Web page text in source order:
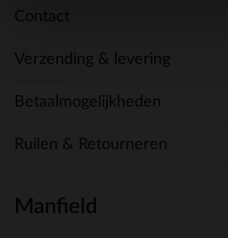
Contact
Verzending & levering
Betaalmogelijkheden
Ruilen & Retourneren
Manfield